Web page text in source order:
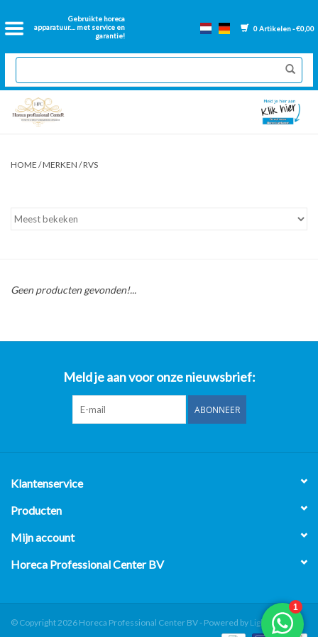
Gebruikte horeca
apparatuur.... met service en
garantie!
0 Artikelen - €0,00
Home
2dehands Horeca
Nieuwe apparatuur
Onderdelen bakwanden
Over ons
HOME /MERKEN /RVS
Geen producten gevonden!...
Meld je aan voor onze nieuwsbrief:
ABONNEER
Klantenservice
Producten
Mijn account
Horeca Professional Center BV
© Copyright 2026 Horeca Professional Center BV - Powered by Lightspeed